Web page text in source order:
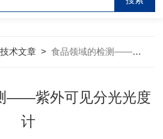
技术文章 >食品领域的检测——紫外可见分光光度计
——紫外可见分光光度
计